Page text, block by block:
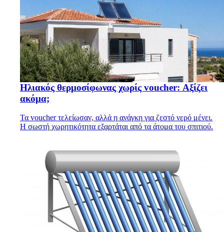
Ηλιακός θερμοσίφωνας χωρίς voucher: Αξίζει
ακόμα;
Τα voucher τελείωσαν, αλλά η ανάγκη για ζεστό νερό μένει.
Η σωστή χωρητικότητα εξαρτάται από τα άτομα του σπιτιού.